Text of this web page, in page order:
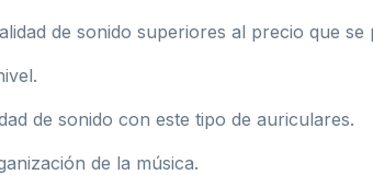
de sonido superiores al precio que se
de sonido con este tipo de auriculares.
de la música.